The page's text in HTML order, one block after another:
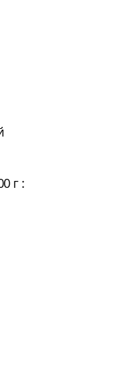
г :